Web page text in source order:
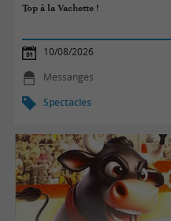
Top à la Vachette !
10/08/2026
Messanges
Spectacles